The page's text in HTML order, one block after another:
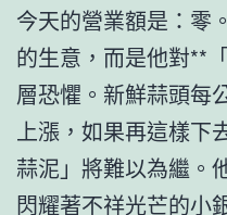
今天的營業額是：零
的生意，而是他對**
層恐懼。新鮮蒜頭每
上漲，如果再這樣下
蒜泥」將難以為繼。
閃耀著不祥光芒的小